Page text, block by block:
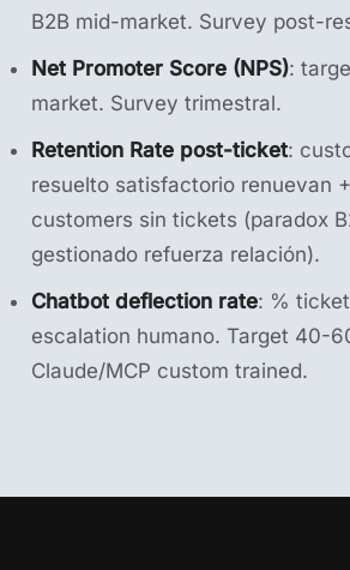
B2B mid-market. Survey post-
Net Promoter Score (NPS):
market. Survey trimestral.
Retention Rate post-ticket:
resuelto satisfactorio renuevan
customers sin tickets (paradox
gestionado refuerza relación).
Chatbot deflection rate: %
escalation humano. Target 40-
Claude/MCP custom trained.